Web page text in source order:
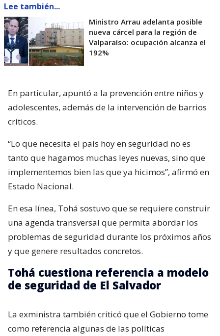
Lee también...
Ministro Arrau adelanta posible
nueva cárcel para la región de
Valparaíso: ocupación alcanza el
192%
En particular, apuntó a la prevención entre niños y
adolescentes, además de la intervención de barrios
críticos.
“Lo que necesita el país hoy en seguridad no es
tanto que hagamos muchas leyes nuevas, sino que
implementemos bien las que ya hicimos”, afirmó en
Estado Nacional.
En esa línea, Tohá sostuvo que se requiere construir
una agenda transversal que permita abordar los
problemas de seguridad durante los próximos años
y que genere resultados concretos.
Tohá cuestiona referencia a modelo
de seguridad de El Salvador
La exministra también criticó que el Gobierno tome
como referencia algunas de las políticas